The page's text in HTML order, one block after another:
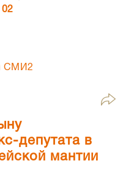
СМИ2
депутата в
мантии